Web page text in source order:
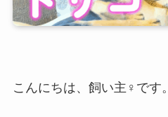
こんにちは、飼い主♀です。